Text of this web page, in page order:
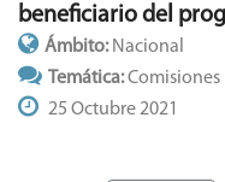
beneficiario del
Ámbito: Nacional
Temática:Comisiones
25 Octubre 2021